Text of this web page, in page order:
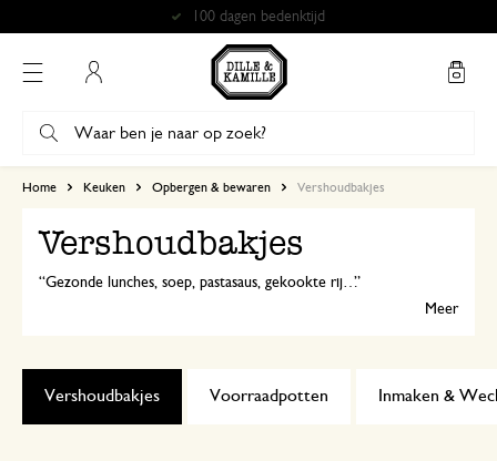
100 dagen bedenktijd
Home Keuken Opbergen & bewaren Vershoudbakjes
Vershoudbakjes
Gezonde lunches, soep, pastasaus, gekookte rijst, gesneden paprika... Onze verhoudbakjes zijn ideaal om maaltijden voor te bereiden of restjes van een heerlijke, zelf gekookte maaltijd in te bewaren.
Meer
Voorraadpotten Inmaken &
Vershoudbakjes